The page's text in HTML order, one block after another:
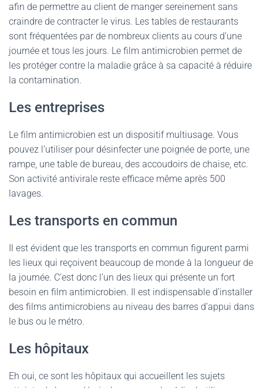
afin de permettre au client de manger sereinement sans
craindre de contracter le virus. Les tables de restaurants
sont fréquentées par de nombreux clients au cours d’une
journée et tous les jours. Le film antimicrobien permet de
les protéger contre la maladie grâce à sa capacité à réduire
la contamination.
Les entreprises
Le film antimicrobien est un dispositif multiusage. Vous
pouvez l’utiliser pour désinfecter une poignée de porte, une
rampe, une table de bureau, des accoudoirs de chaise, etc.
Son activité antivirale reste efficace même après 500
lavages.
Les transports en commun
Il est évident que les transports en commun figurent parmi
les lieux qui reçoivent beaucoup de monde à la longueur de
la journée. C’est donc l’un des lieux qui présente un fort
besoin en film antimicrobien. Il est indispensable d’installer
des films antimicrobiens au niveau des barres d’appui dans
le bus ou le métro.
Les hôpitaux
Eh oui, ce sont les hôpitaux qui accueillent les sujets